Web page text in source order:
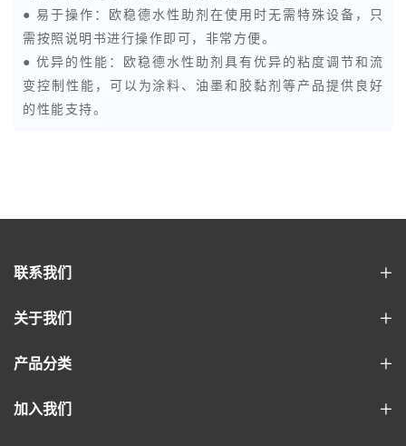
● 易于操作：欧稳德水性助剂在使用时无需特殊设备，只
需按照说明书进行操作即可，非常方便。
● 优异的性能：欧稳德水性助剂具有优异的粘度调节和流
变控制性能，可以为涂料、油墨和胶黏剂等产品提供良好
的性能支持。
联系我们
关于我们
产品分类
加入我们